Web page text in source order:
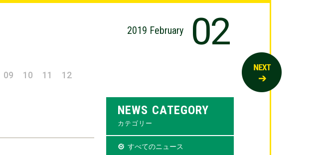
2019 February 02
09 10 11 12
NEWS CATEGORY
カテゴリー
すべてのニュース